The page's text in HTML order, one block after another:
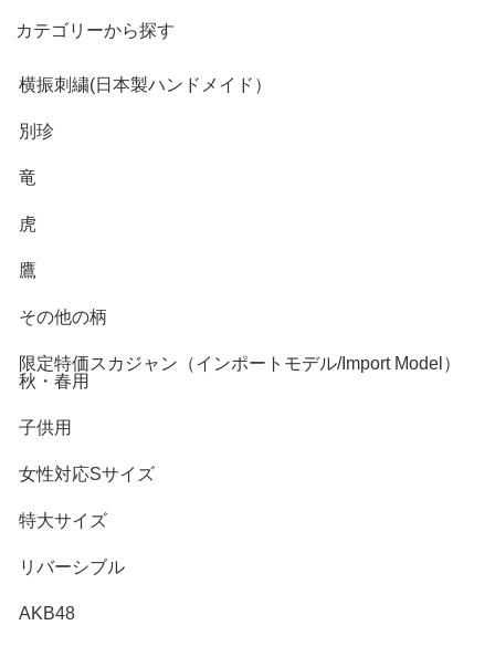
カテゴリーから探す
横振刺繍(日本製ハンドメイド）
別珍
竜
虎
鷹
その他の柄
限定特価スカジャン（インポートモデル/Import Model）
秋・春用
子供用
女性対応Sサイズ
特大サイズ
リバーシブル
AKB48